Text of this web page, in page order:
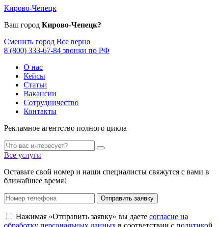
Кирово-Чепецк
Ваш город Кирово-Чепецк?
Сменить город Все верно
8 (800) 333-67-84 звонки по РФ
О нас
Кейсы
Статьи
Вакансии
Сотрудничество
Контакты
Рекламное агентство полного цикла
Все услуги
Оставьте свой номер и наши специалисты свяжутся с вами в
ближайшее время!
Отправить заявку
Нажимая «Отправить заявку» вы даете согласие на
обработку персональных данных в соответствии с политикой